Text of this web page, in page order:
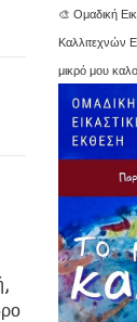
🎨 Ομαδική
Καλλιτεχνών
μικρό μου